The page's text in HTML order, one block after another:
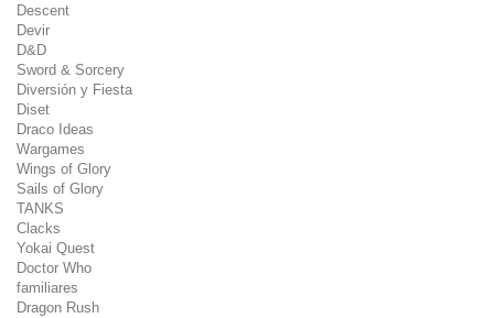
Descent
Devir
D&D
Sword & Sorcery
Diversión y Fiesta
Diset
Draco Ideas
Wargames
Wings of Glory
Sails of Glory
TANKS
Clacks
Yokai Quest
Doctor Who
familiares
Dragon Rush